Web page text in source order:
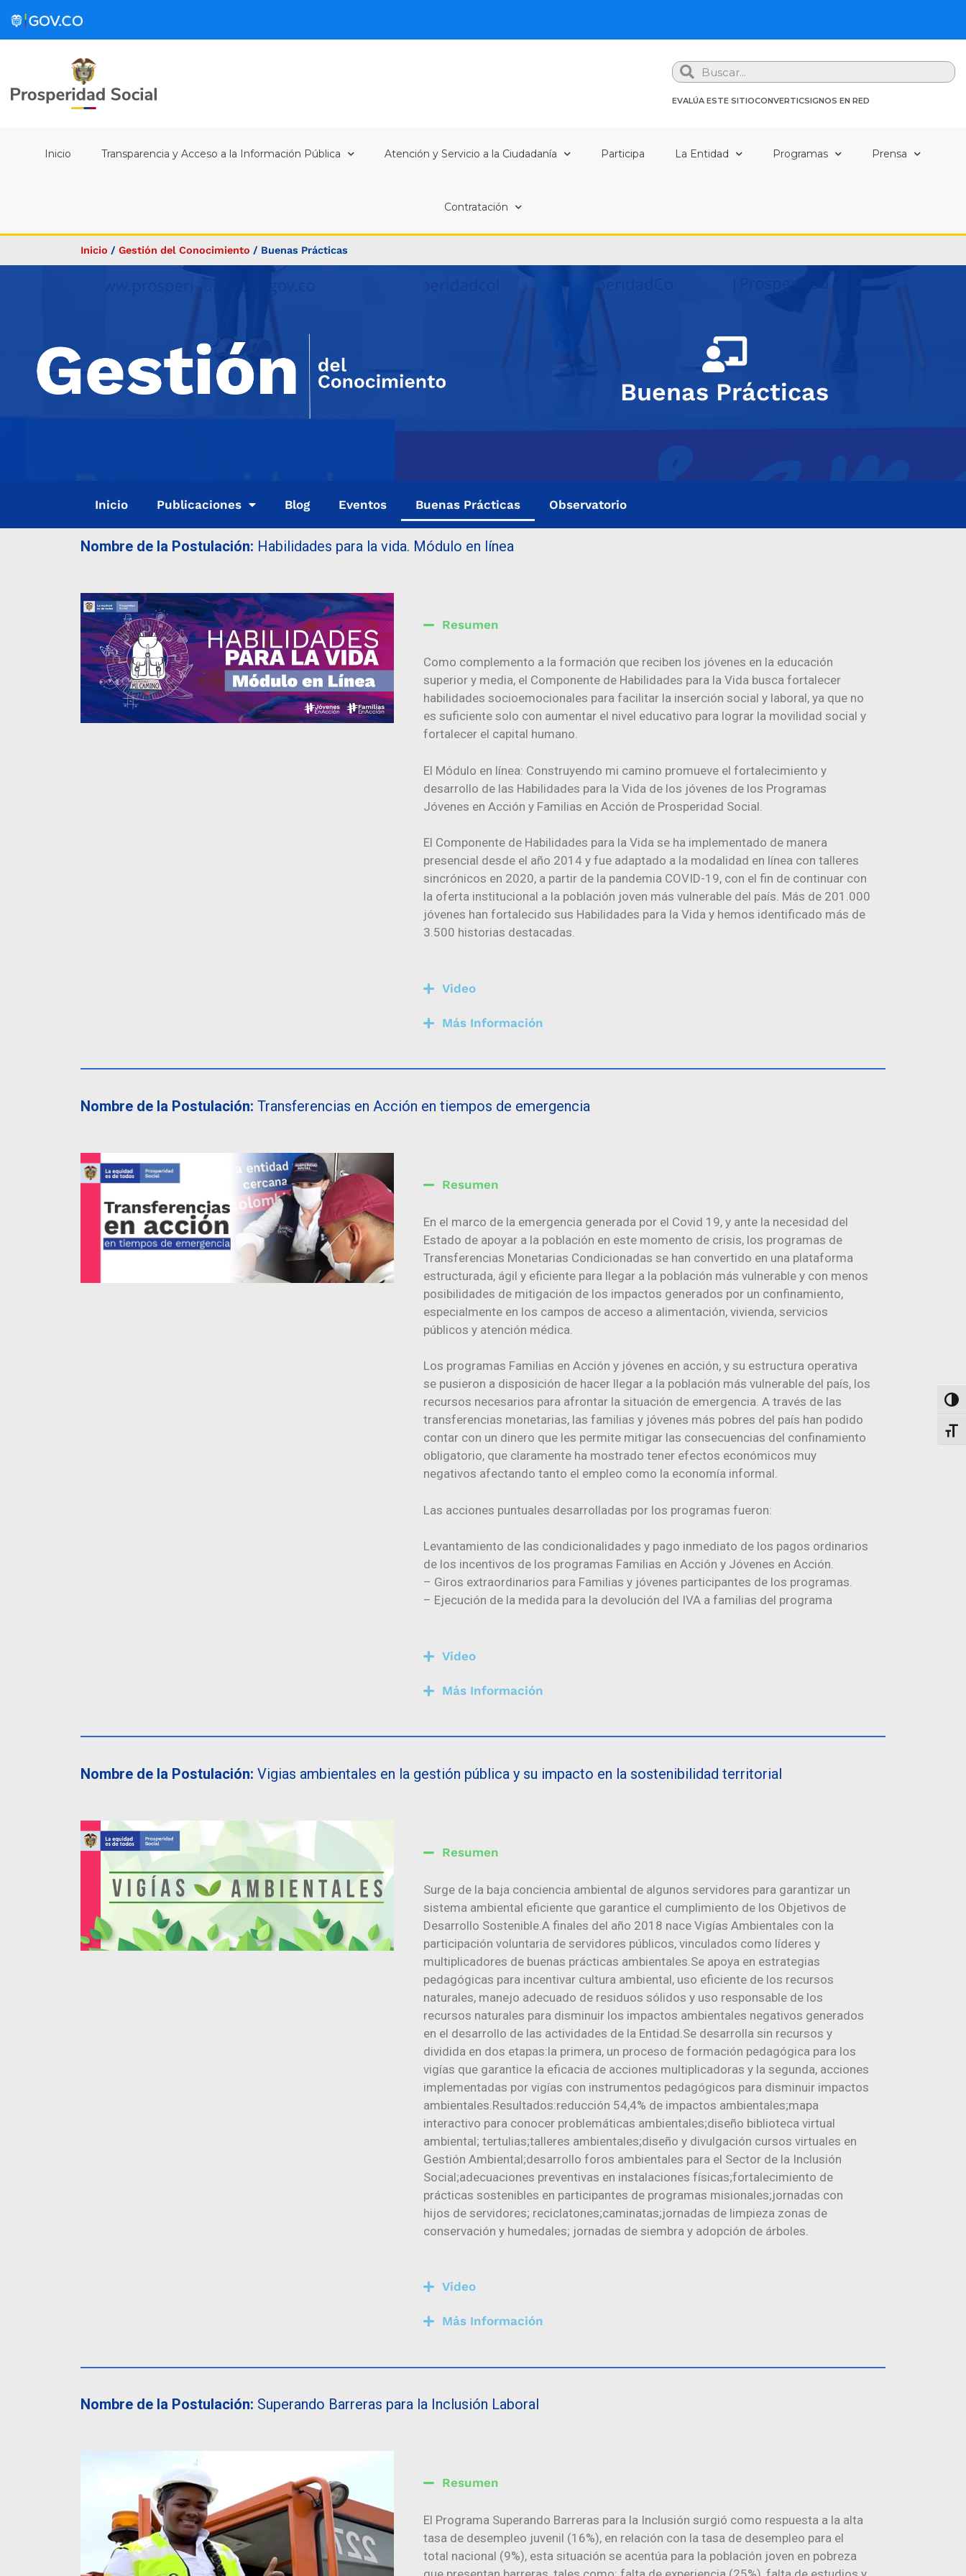
Search
EVALÚA ESTE SITIOCONVERTICSIGNOS EN RED
Inicio Transparencia y Acceso a la Información Pública Atención y Servicio a la Ciudadanía Participa La Entidad Programas Prensa
Contratación
Inicio / Gestión del Conocimiento / Buenas Prácticas
Buenas Prácticas
Inicio Publicaciones Blog Eventos Buenas Prácticas Observatorio
Nombre de la Postulación: Habilidades para la vida. Módulo en línea
Resumen
Como complemento a la formación que reciben los jóvenes en la educación
superior y media, el Componente de Habilidades para la Vida busca fortalecer
habilidades socioemocionales para facilitar la inserción social y laboral, ya que no
es suficiente solo con aumentar el nivel educativo para lograr la movilidad social y
fortalecer el capital humano.
El Módulo en línea: Construyendo mi camino promueve el fortalecimiento y
desarrollo de las Habilidades para la Vida de los jóvenes de los Programas
Jóvenes en Acción y Familias en Acción de Prosperidad Social.
El Componente de Habilidades para la Vida se ha implementado de manera
presencial desde el año 2014 y fue adaptado a la modalidad en línea con talleres
sincrónicos en 2020, a partir de la pandemia COVID-19, con el fin de continuar con
la oferta institucional a la población joven más vulnerable del país. Más de 201.000
jóvenes han fortalecido sus Habilidades para la Vida y hemos identificado más de
3.500 historias destacadas.
Video
Más Información
Nombre de la Postulación: Transferencias en Acción en tiempos de emergencia
Resumen
En el marco de la emergencia generada por el Covid 19, y ante la necesidad del
Estado de apoyar a la población en este momento de crisis, los programas de
Transferencias Monetarias Condicionadas se han convertido en una plataforma
estructurada, ágil y eficiente para llegar a la población más vulnerable y con menos
posibilidades de mitigación de los impactos generados por un confinamiento,
especialmente en los campos de acceso a alimentación, vivienda, servicios
públicos y atención médica.
Los programas Familias en Acción y jóvenes en acción, y su estructura operativa
se pusieron a disposición de hacer llegar a la población más vulnerable del país, los
recursos necesarios para afrontar la situación de emergencia. A través de las
transferencias monetarias, las familias y jóvenes más pobres del país han podido
contar con un dinero que les permite mitigar las consecuencias del confinamiento
obligatorio, que claramente ha mostrado tener efectos económicos muy
negativos afectando tanto el empleo como la economía informal.
Las acciones puntuales desarrolladas por los programas fueron:
Levantamiento de las condicionalidades y pago inmediato de los pagos ordinarios
de los incentivos de los programas Familias en Acción y Jóvenes en Acción.
– Giros extraordinarios para Familias y jóvenes participantes de los programas.
– Ejecución de la medida para la devolución del IVA a familias del programa
Video
Más Información
Nombre de la Postulación: Vigias ambientales en la gestión pública y su impacto en la sostenibilidad territorial
Resumen
Surge de la baja conciencia ambiental de algunos servidores para garantizar un
sistema ambiental eficiente que garantice el cumplimiento de los Objetivos de
Desarrollo Sostenible.A finales del año 2018 nace Vigías Ambientales con la
participación voluntaria de servidores públicos, vinculados como líderes y
multiplicadores de buenas prácticas ambientales.Se apoya en estrategias
pedagógicas para incentivar cultura ambiental, uso eficiente de los recursos
naturales, manejo adecuado de residuos sólidos y uso responsable de los
recursos naturales para disminuir los impactos ambientales negativos generados
en el desarrollo de las actividades de la Entidad.Se desarrolla sin recursos y
dividida en dos etapas:la primera, un proceso de formación pedagógica para los
vigías que garantice la eficacia de acciones multiplicadoras y la segunda, acciones
implementadas por vigías con instrumentos pedagógicos para disminuir impactos
ambientales.Resultados:reducción 54,4% de impactos ambientales;mapa
interactivo para conocer problemáticas ambientales;diseño biblioteca virtual
ambiental; tertulias;talleres ambientales;diseño y divulgación cursos virtuales en
Gestión Ambiental;desarrollo foros ambientales para el Sector de la Inclusión
Social;adecuaciones preventivas en instalaciones físicas;fortalecimiento de
prácticas sostenibles en participantes de programas misionales;jornadas con
hijos de servidores; reciclatones;caminatas;jornadas de limpieza zonas de
conservación y humedales; jornadas de siembra y adopción de árboles.
Video
Más Información
Nombre de la Postulación: Superando Barreras para la Inclusión Laboral
Resumen
El Programa Superando Barreras para la Inclusión surgió como respuesta a la alta
tasa de desempleo juvenil (16%), en relación con la tasa de desempleo para el
total nacional (9%), esta situación se acentúa para la población joven en pobreza